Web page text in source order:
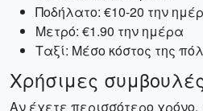
Ποδήλατο: €10-20 την
Μετρό: €1.90 την ημέρα
Ταξί: Μέσο κόστος της
Χρήσιμες
Αν έχετε περισσότερο